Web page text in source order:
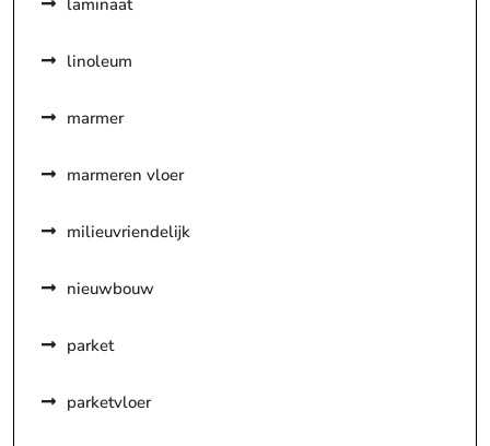
linoleum
marmer
marmeren vloer
milieuvriendelijk
nieuwbouw
parket
parketvloer